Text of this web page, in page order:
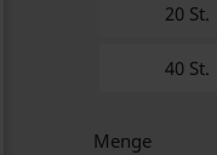
20 St.
40 St.
Menge